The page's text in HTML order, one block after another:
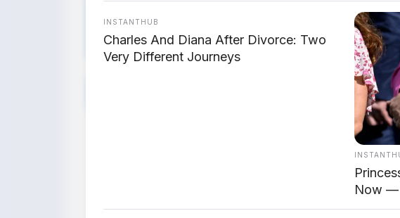
🏍️ Motor dengan Suspensi
Harganya
K1600
- Rp 1,2
INSTANTHUB
Charles And Diana After Divorce: Two
Very Different Journeys
Now —